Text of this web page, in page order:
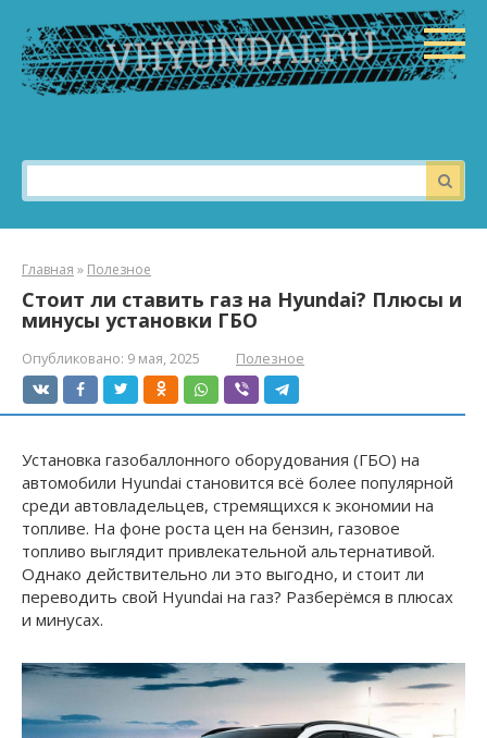
контенту
Поиск:
Главная » Полезное
Стоит ли ставить газ на Hyundai? Плюсы и
минусы установки ГБО
Опубликовано: 9 мая, 2025 Полезное
Установка газобаллонного оборудования (ГБО) на
автомобили Hyundai становится всё более популярной
среди автовладельцев, стремящихся к экономии на
топливе. На фоне роста цен на бензин, газовое
топливо выглядит привлекательной альтернативой.
Однако действительно ли это выгодно, и стоит ли
переводить свой Hyundai на газ? Разберёмся в плюсах
и минусах.